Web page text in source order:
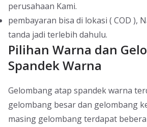
perusahaan Kami.
pembayaran bisa di lokasi ( COD ),
tanda jadi terlebih dahulu.
Pilihan Warna dan
Spandek Warna
Gelombang atap spandek warna
gelombang besar dan gelombang
masing gelombang terdapat